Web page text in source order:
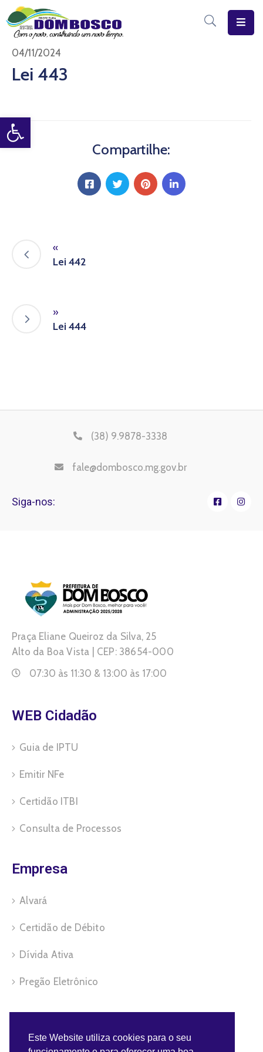
Open toolbar
Início
O
Estrutura
Diário
04/11/2024
Lei 443
Compartilhe:
«
Lei 442
»
Lei 444
(38) 9.9878-3338
fale@dombosco.mg.gov.br
Siga-nos:
Praça Eliane Queiroz da Silva, 25
Alto da Boa Vista | CEP: 38654-000
07:30 às 11:30 & 13:00 às 17:00
WEB Cidadão
Guia de IPTU
Emitir NFe
Certidão ITBI
Consulta de Processos
Empresa
Alvará
Certidão de Débito
Dívida Ativa
Pregão Eletrônico
Este Website utiliza cookies para o seu